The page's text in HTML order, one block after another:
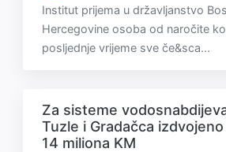
Institut prijema u državljanstvo
Hercegovine osoba od naročite
posljednje vrijeme sve če&sca...
Za sisteme
Tuzle i Gradačca
14 miliona KM